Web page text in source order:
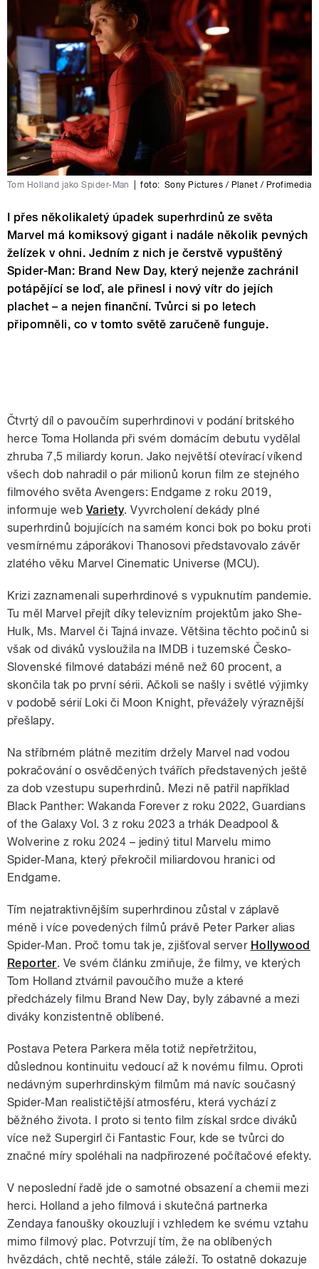
Tom Holland jako Spider-Man foto: Sony Pictures / Planet / Profimedia
I přes několikaletý úpadek superhrdinů ze světa
Marvel má komiksový gigant i nadále několik pevných
želízek v ohni. Jedním z nich je čerstvě vypuštěný
Spider-Man: Brand New Day, který nejenže zachránil
potápějící se loď, ale přinesl i nový vítr do jejích
plachet – a nejen finanční. Tvůrci si po letech
připomněli, co v tomto světě zaručeně funguje.
Čtvrtý díl o pavoučím superhrdinovi v podání britského
herce Toma Hollanda při svém domácím debutu vydělal
zhruba 7,5 miliardy korun. Jako největší otevírací víkend
všech dob nahradil o pár milionů korun film ze stejného
filmového světa Avengers: Endgame z roku 2019,
informuje web Variety. Vyvrcholení dekády plné
superhrdinů bojujících na samém konci bok po boku proti
vesmírnému záporákovi Thanosovi představovalo závěr
zlatého věku Marvel Cinematic Universe (MCU).
Krizi zaznamenali superhrdinové s vypuknutím pandemie.
Tu měl Marvel přejít díky televizním projektům jako She-
Hulk, Ms. Marvel či Tajná invaze. Většina těchto počinů si
však od diváků vysloužila na IMDB i tuzemské Česko-
Slovenské filmové databázi méně než 60 procent, a
skončila tak po první sérii. Ačkoli se našly i světlé výjimky
v podobě sérií Loki či Moon Knight, převážely výraznější
přešlapy.
Na stříbrném plátně mezitím držely Marvel nad vodou
pokračování o osvědčených tvářích představených ještě
za dob vzestupu superhrdinů. Mezi ně patřil například
Black Panther: Wakanda Forever z roku 2022, Guardians
of the Galaxy Vol. 3 z roku 2023 a trhák Deadpool &
Wolverine z roku 2024 – jediný titul Marvelu mimo
Spider-Mana, který překročil miliardovou hranici od
Endgame.
Tím nejatraktivnějším superhrdinou zůstal v záplavě
méně i více povedených filmů právě Peter Parker alias
Spider-Man. Proč tomu tak je, zjišťoval server Hollywood
Reporter. Ve svém článku zmiňuje, že filmy, ve kterých
Tom Holland ztvárnil pavoučího muže a které
předcházely filmu Brand New Day, byly zábavné a mezi
diváky konzistentně oblíbené.
Postava Petera Parkera měla totiž nepřetržitou,
důslednou kontinuitu vedoucí až k novému filmu. Oproti
nedávným superhrdinským filmům má navíc současný
Spider-Man realističtější atmosféru, která vychází z
běžného života. I proto si tento film získal srdce diváků
více než Supergirl či Fantastic Four, kde se tvůrci do
značné míry spoléhali na nadpřirozené počítačové efekty.
V neposlední řadě jde o samotné obsazení a chemii mezi
herci. Holland a jeho filmová i skutečná partnerka
Zendaya fanoušky okouzlují i vzhledem ke svému vztahu
mimo filmový plac. Potvrzují tím, že na oblíbených
hvězdách, chtě nechtě, stále záleží. To ostatně dokazuje